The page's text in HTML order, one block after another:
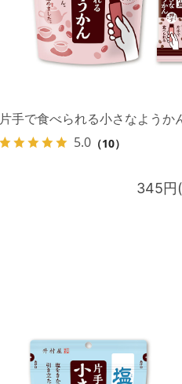
片手で食べられる小さなようか
5.0 （10）
345円